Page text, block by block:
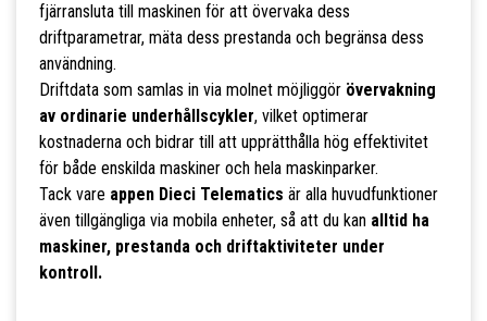
fjärransluta till maskinen för att övervaka dess
driftparametrar, mäta dess prestanda och begränsa dess
användning.
Driftdata som samlas in via molnet möjliggör övervakning
av ordinarie underhållscykler, vilket optimerar
kostnaderna och bidrar till att upprätthålla hög effektivitet
för både enskilda maskiner och hela maskinparker.
Tack vare appen Dieci Telematics är alla huvudfunktioner
även tillgängliga via mobila enheter, så att du kan alltid ha
maskiner, prestanda och driftaktiviteter under
kontroll.